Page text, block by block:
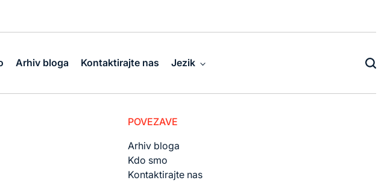
Arhiv bloga Kontaktirajte nas Jezik
POVEZAVE
Arhiv bloga
Kdo smo
Kontaktirajte nas